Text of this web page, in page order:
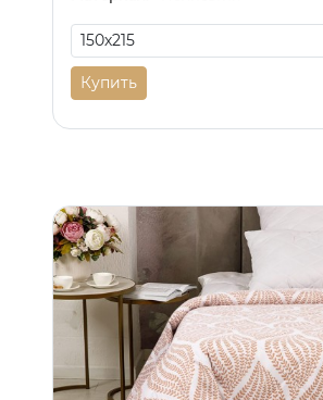
Купить